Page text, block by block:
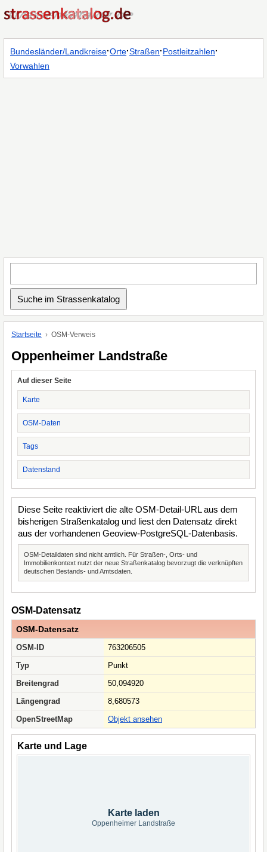
Bundesländer/Landkreise·Orte·Straßen·Postleitzahlen·
Vorwahlen
Startseite OSM-Verweis
Oppenheimer Landstraße
Auf dieser Seite
Karte
OSM-Daten
Tags
Datenstand
Diese Seite reaktiviert die alte OSM-Detail-URL aus dem
bisherigen Straßenkatalog und liest den Datensatz direkt
aus der vorhandenen Geoview-PostgreSQL-Datenbasis.
OSM-Detaildaten sind nicht amtlich. Für Straßen-, Orts- und
Immobilienkontext nutzt der neue Straßenkatalog bevorzugt die verknüpften
deutschen Bestands- und Amtsdaten.
OSM-Datensatz
OSM-Datensatz
OSM-ID
763206505
Typ
Punkt
Breitengrad
50,094920
Längengrad
8,680573
OpenStreetMap
Objekt ansehen
Karte und Lage
Karte laden
Oppenheimer Landstraße